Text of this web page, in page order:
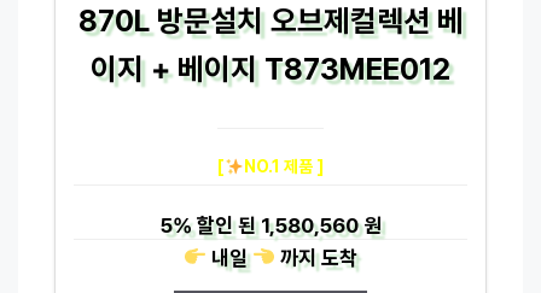
870L 방문설치 오브제컬렉션 베
이지 + 베이지 T873MEE012
[ NO.1 제품 ]
5%할인 된1,580,560 원
내일
까지도착